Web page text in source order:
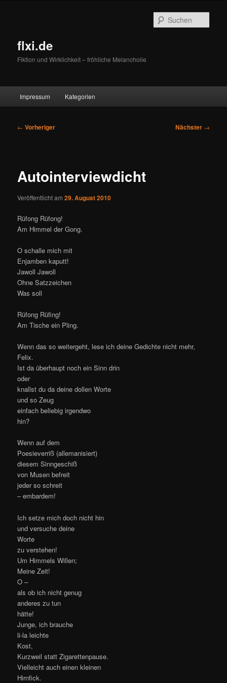
flxi.de
Fiktion und Wirklichkeit – fröhliche Melancholie
Impressum Kategorien
Beitragsnavigation
← Vorheriger Nächster →
Autointerviewdicht
Veröffentlicht am29. August 2010
Rüfong Rüfong!
Am Himmel der Gong.
O schalle mich mit
Enjamben kaputt!
Jawoll Jawoll
Ohne Satzzeichen
Was soll
Rüfong Rüfing!
Am Tische ein Pling.
Wenn das so weitergeht, lese ich deine Gedichte nicht mehr,
Felix.
Ist da überhaupt noch ein Sinn drin
oder
knallst du da deine dollen Worte
und so Zeug
einfach beliebig irgendwo
hin?
Wenn auf dem
Poesieverriß (allemanisiert)
diesem Sinngeschiß
von Musen befreit
jeder so schreit
– embardem!
Ich setze mich doch nicht hin
und versuche deine
Worte
zu verstehen!
Um Himmels Willen;
Meine Zeit!
O –
als ob ich nicht genug
anderes zu tun
hätte!
Junge, ich brauche
li-la leichte
Kost,
Kurzweil statt Zigarettenpause.
Vielleicht auch einen kleinen
Hirnfick.